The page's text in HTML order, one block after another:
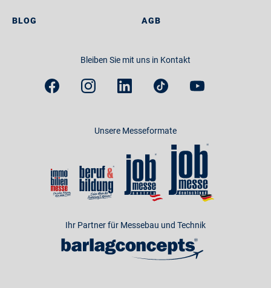
BLOG AGB
Bleiben Sie mit uns in Kontakt
Unsere Messeformate
Ihr Partner für Messebau und Technik